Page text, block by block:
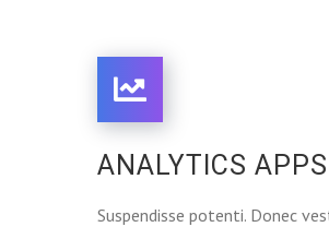
ANALYTICS APPS
Suspendisse potenti. Donec